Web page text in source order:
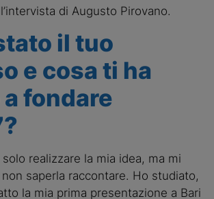
di Augusto Pirovano.
il tuo
e cosa ti ha
fondare
solo realizzare la mia idea, ma mi
saperla raccontare. Ho studiato,
la mia prima presentazione a Bari